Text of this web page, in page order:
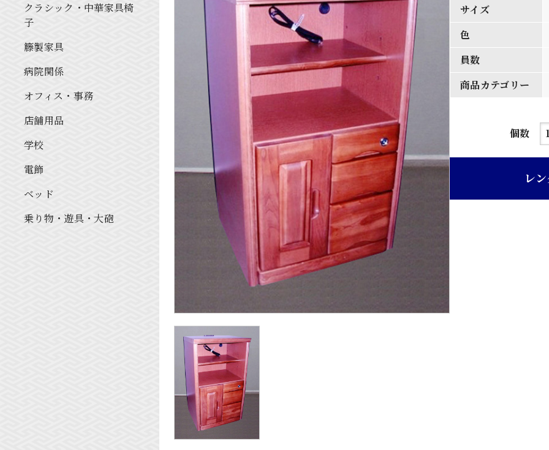
クラシック・中華家具椅
子
籐製家具
病院関係
オフィス・事務
店舗用品
学校
電飾
ベッド
乗り物・遊具・大砲
サイズ
色
員数
商品カテゴリー
個数
レ